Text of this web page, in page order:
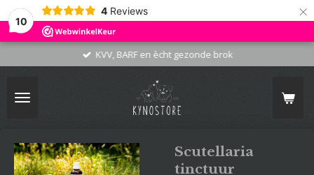
10
4 Reviews ×
KVV, BARF en ècht gezonde brok
Scutellaria
tinctuur